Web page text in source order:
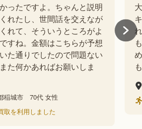
たですよ。ちゃんと説明
たし、世間話を交えなが
て、そういうところがよ
ね。金額はこちらが予想
通りでしたので問題ない
何かあればお願いしま
市 70代 女性
利用しました
大
キ
れ
も
め
も